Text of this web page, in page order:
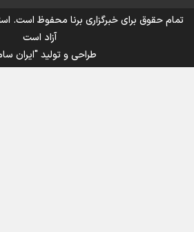
تمام حقوق برای خبرگزاری برنا محفوظ است.
آزاد است
طراحی و تولید"ایران